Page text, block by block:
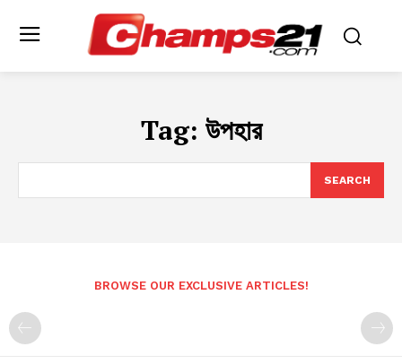
Tag: উপহার
SEARCH
BROWSE OUR EXCLUSIVE ARTICLES!